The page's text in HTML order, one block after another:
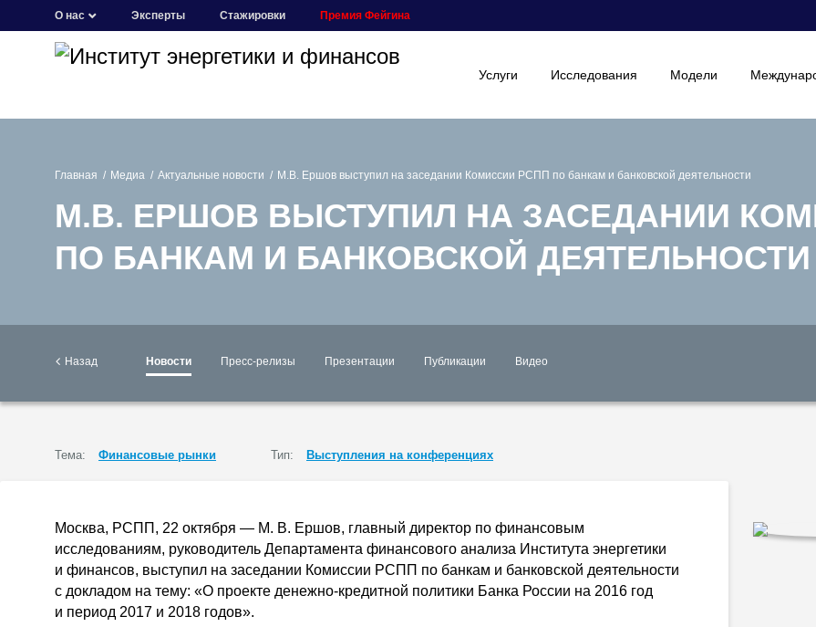
О нас Эксперты Стажировки Премия Фейгина
Услуги Исследования Модели
Главная Медиа Актуальные новости М.В. Ершов выступил на заседании Комиссии РСПП по банкам и банковской деятельности
М.В. ЕРШОВ ВЫСТУПИЛ НА ЗАСЕДАНИИ
ПО БАНКАМ И БАНКОВСКОЙ ДЕЯТЕЛЬНОСТИ
Назад Новости Пресс-релизы Презентации Публикации Видео
Тема: Финансовые рынки Тип: Выступления на конференциях
Москва, РСПП, 22 октября — М. В. Ершов, главный директор по финансовым
исследованиям, руководитель Департамента финансового анализа Института энергетики
и финансов, выступил на заседании Комиссии РСПП по банкам и банковской деятельности
с докладом на тему: «О проекте денежно-кредитной политики Банка России на 2016 год
и период 2017 и 2018 годов».